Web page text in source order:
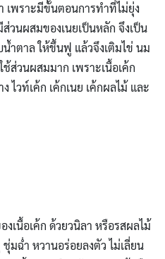
เพราะมีขั้นตอนการทำที่ไม่ยุ่ง
วนผสมของเนยเป็นหลัก จึงเป็น
ำตาล ให้ขึ้นฟู แล้วจึงเติมไข่ นม
ส่วนผสมมาก เพราะเนื้อเค้ก
ไวท์เค้ก เค้กเนย เค้กผลไม้ และ
เนื้อเค้ก ด้วยวนิลา หรือรสผลไม้
มฉ่ำ หวานอร่อยลงตัว ไม่เลี่ยน